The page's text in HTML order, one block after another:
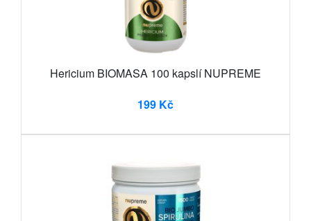
Hericium BIOMASA 100 kapslí NUPREME
199 Kč